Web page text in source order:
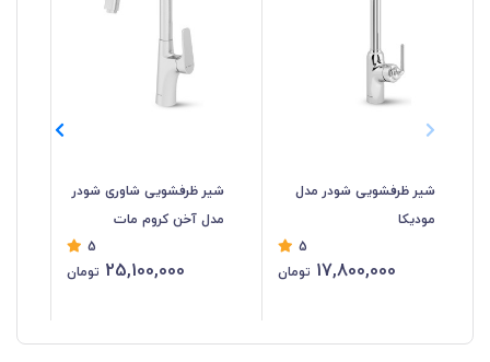
شیر ظرفشویی شودر مدل
مودیکا
5
17,800,000 تومان
شیر ظرفشویی شاوری شودر
مدل آخن کروم مات
5
25,100,000 تومان